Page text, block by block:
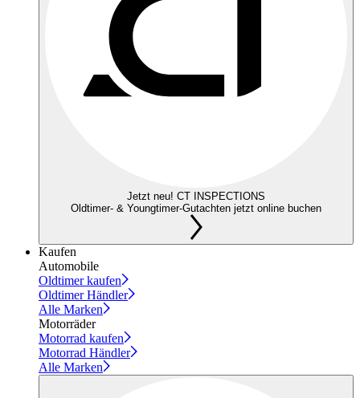
Jetzt neu! CT INSPECTIONS
Oldtimer- & Youngtimer-Gutachten jetzt online buchen
Kaufen
Automobile
Oldtimer kaufen
Oldtimer Händler
Alle Marken
Motorräder
Motorrad kaufen
Motorrad Händler
Alle Marken